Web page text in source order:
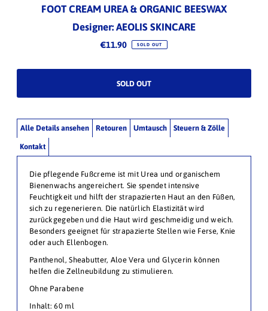
FOOT CREAM UREA & ORGANIC BEESWAX
Designer: AEOLIS SKINCARE
€11.90 SOLD OUT
Alle Details ansehen Retouren Umtausch Steuern & Zölle
Kontakt
Die pflegende Fußcreme ist mit Urea und organischem
Bienenwachs angereichert. Sie spendet intensive
Feuchtigkeit und hilft der strapazierten Haut an den Füßen,
sich zu regenerieren. Die natürlich Elastizität wird
zurückgegeben und die Haut wird geschmeidig und weich.
Besonders geeignet für strapazierte Stellen wie Ferse, Knie
oder auch Ellenbogen.
Panthenol, Sheabutter, Aloe Vera und Glycerin können
helfen die Zellneubildung zu stimulieren.
Ohne Parabene
Inhalt: 60 ml